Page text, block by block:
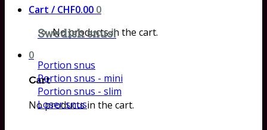
Cart / CHF0.00 0
No products in the cart.
0
Cart
No products in the cart.
Swedish snus!
Portion snus
Portion snus - mini
Portion snus - slim
Loser snus